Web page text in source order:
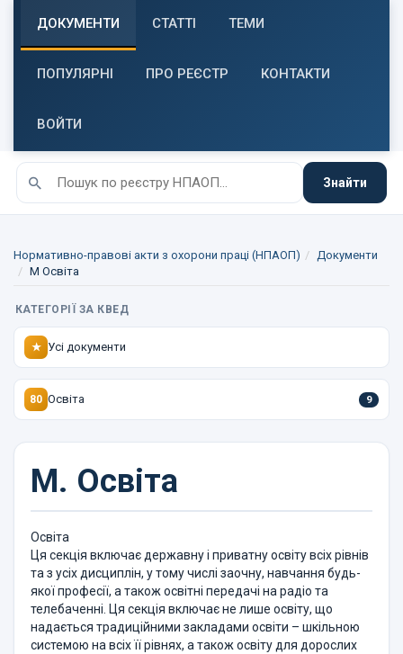
ДОКУМЕНТИ СТАТТІ ТЕМИ
ПОПУЛЯРНІ ПРО РЕЄСТР КОНТАКТИ
ВОЙТИ
Знайти
Нормативно-правові акти з охорони праці (НПАОП)
Документи
M Освіта
КАТЕГОРІЇ ЗА КВЕД
★ Усі документи
80 Освіта 9
M. Освіта
Освіта
Ця секція включає державну і приватну освіту всіх рівнів
та з усіх дисциплін, у тому числі заочну, навчання будь-
якої професії, а також освітні передачі на радіо та
телебаченні. Ця секція включає не лише освіту, що
надається традиційними закладами освіти – шкільною
системою на всіх її рівнях, а також освіту для дорослих